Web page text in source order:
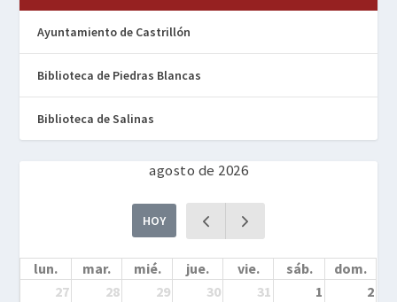
Ayuntamiento de Castrillón
Biblioteca de Piedras Blancas
Biblioteca de Salinas
agosto de 2026
HOY
lun. mar. mié. jue. vie. sáb.
dom.
27
28 29 30 31 1 2